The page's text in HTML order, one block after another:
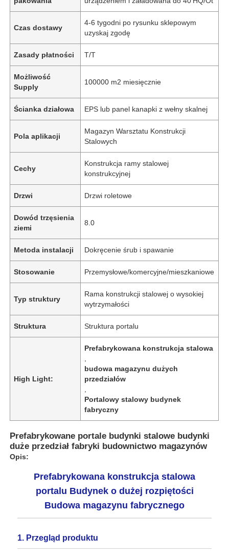
Czas dostawy
4-6 tygodni po rysunku sklepowym
uzyskaj zgodę
Zasady płatności T/T
Możliwość
Supply
100000 m2 miesięcznie
Ścianka działowa EPS lub panel kanapki z wełny skalnej
Pola aplikacji
Magazyn Warsztatu Konstrukcji
Stalowych
Cechy
Konstrukcja ramy stalowej
konstrukcyjnej
Drzwi Drzwi roletowe
Dowód trzęsienia
ziemi
8.0
Metoda instalacji Dokręcenie śrub i spawanie
Stosowanie Przemysłowe/komercyjne/mieszkaniowe
Typ struktury
Rama konstrukcji stalowej o wysokiej
wytrzymałości
Struktura Struktura portalu
High Light:
Prefabrykowana konstrukcja stalowa
budowa magazynu dużych
przedziałów
Portalowy stalowy budynek
fabryczny
Prefabrykowane portale budynki stalowe budynki
duże przedział fabryki budownictwo magazynów
Opis:
Prefabrykowana konstrukcja stalowa
portalu Budynek o dużej rozpiętości
Budowa magazynu fabrycznego
1. Przegląd produktu